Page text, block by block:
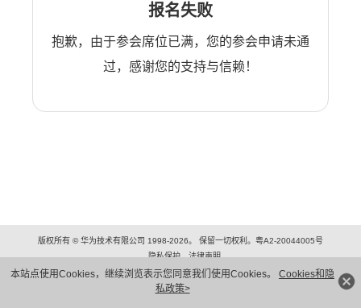
本站点使用Cookies，继续浏览表示您同意我们使用Cookies。 Cookies和隐
私政策>
报名失败
抱歉，由于参会席位已满，您的参会申请未通
过，感谢您的支持与信赖！
版权所有 © 华为技术有限公司 1998-2026。 保留一切权利。粤A2-20044005号
隐私保护
法律声明